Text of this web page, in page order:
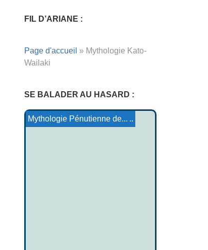
FIL D’ARIANE :
Page d'accueil » Mythologie Kato-
Wailaki
SE BALADER AU HASARD :
Les Amazones
Erec et Enide : le rôle ...
Mythologie de Amapa-Para ...
N'oun-Doaré
Mythologie Basque
Contes basques 18
Mythologie Pénutienne de...